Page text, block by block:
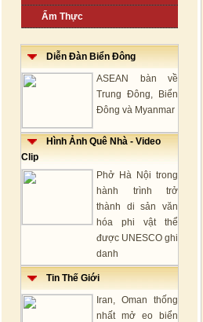
Ẩm Thực
Diễn Đàn Biển Đông
ASEAN bàn về
Trung Đông, Biển
Đông và Myanmar
Hình Ảnh Quê Nhà - Video
Clip
Phở Hà Nội trong
hành trình trở
thành di sản văn
hóa phi vật thể
được UNESCO ghi
danh
Tin Thế Giới
Iran, Oman thống
nhất mở eo biển